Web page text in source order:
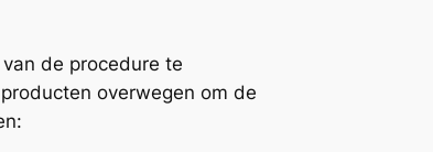
de procedure te
overwegen om de